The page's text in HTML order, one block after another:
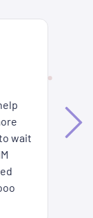
wait